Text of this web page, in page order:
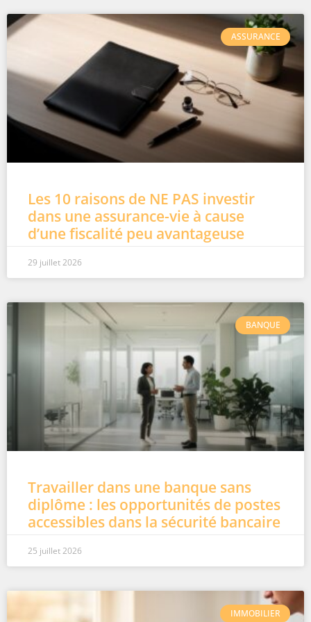
ASSURANCE
Les 10 raisons de NE PAS investir
dans une assurance-vie à cause
d’une fiscalité peu avantageuse
29 juillet 2026
BANQUE
Travailler dans une banque sans
diplôme : les opportunités de postes
accessibles dans la sécurité bancaire
25 juillet 2026
IMMOBILIER